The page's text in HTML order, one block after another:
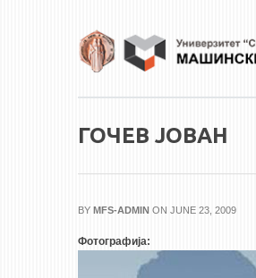
ГОЧЕВ ЈОВАН
BY MFS-ADMIN ON JUNE 23, 2009
Фотографија: